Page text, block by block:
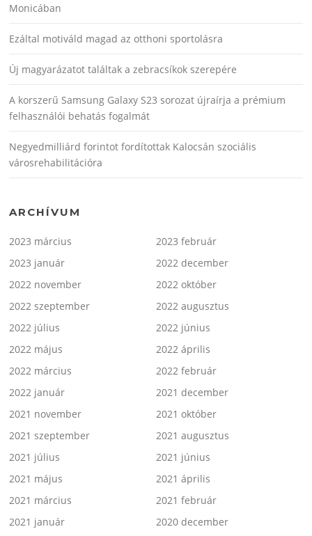
Monicában
Ezáltal motiváld magad az otthoni sportolásra
Új magyarázatot találtak a zebracsíkok szerepére
A korszerű Samsung Galaxy S23 sorozat újraírja a prémium
felhasználói behatás fogalmát
Negyedmilliárd forintot fordítottak Kalocsán szociális
városrehabilitációra
ARCHÍVUM
2023 március
2023 február
2023 január
2022 december
2022 november
2022 október
2022 szeptember
2022 augusztus
2022 július
2022 június
2022 május
2022 április
2022 március
2022 február
2022 január
2021 december
2021 november
2021 október
2021 szeptember
2021 augusztus
2021 július
2021 június
2021 május
2021 április
2021 március
2021 február
2021 január
2020 december